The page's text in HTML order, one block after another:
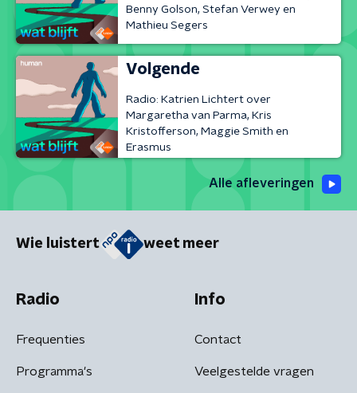
Benny Golson, Stefan Verwey en
Mathieu Segers
Volgende
Radio: Katrien Lichtert over
Margaretha van Parma, Kris
Kristofferson, Maggie Smith en
Erasmus
Alle afleveringen
Wie luistert weet meer
Radio
Frequenties
Programma's
Info
Contact
Veelgestelde vragen